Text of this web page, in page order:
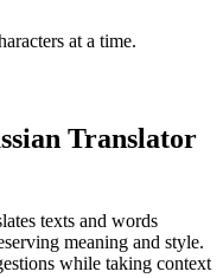
at a time.
Translator
texts and words
meaning and style.
while taking context